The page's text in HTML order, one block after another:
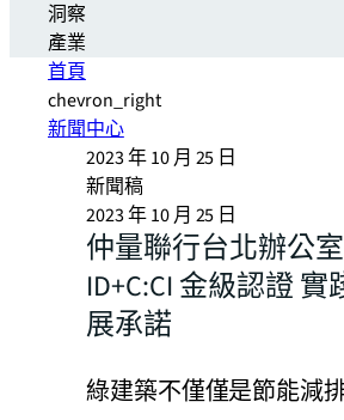
洞察
產業
首頁
chevron_right
新聞中心
2023 年 10 月 25 日
新聞稿
2023 年 10 月 25 日
仲量聯行台北辦公室
ID+C:CI 金級認證
展承諾
綠建築不僅僅是節能減